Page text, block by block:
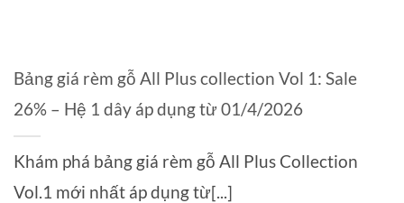
Bảng giá rèm gỗ All Plus collection Vol 1: Sale
26% – Hệ 1 dây áp dụng từ 01/4/2026
Khám phá bảng giá rèm gỗ All Plus Collection
Vol.1 mới nhất áp dụng từ[...]